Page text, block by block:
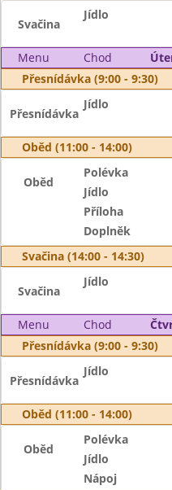
Svačina
Jídlo
Menu Chod
Přesnídávka (9:00 - 9:30)
Přesnídávka
Jídlo
Oběd (11:00 - 14:00)
Oběd
Polévka
Jídlo
Příloha
Doplněk
Svačina (14:00 - 14:30)
Svačina
Jídlo
Menu Chod
Přesnídávka (9:00 - 9:30)
Přesnídávka
Jídlo
Oběd (11:00 - 14:00)
Oběd
Polévka
Jídlo
Nápoj